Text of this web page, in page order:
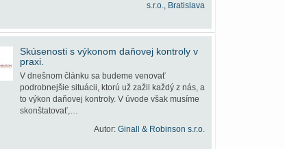
s.r.o., Bratislava
Skúsenosti s výkonom daňovej kontroly v
praxi.
V dnešnom článku sa budeme venovať
podrobnejšie situácii, ktorú už zažil každý z nás, a
to výkon daňovej kontroly. V úvode však musíme
skonštatovať,…
Autor: Ginall & Robinson s.r.o.